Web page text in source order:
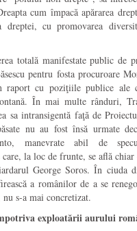
cum împacă apărarea
dreptei, cu promovarea
totală manifestate public de
pentru fosta procuroare
raport cu poziţiile publice ale
În mai multe rânduri,
sa intransigentă faţă de
nu au fost însă urmate
manevrate abil de
la loc de frunte, se află chiar
George Soros. În ciuda
a românilor de a se
s-a mai concretizat.
exploatării aurului